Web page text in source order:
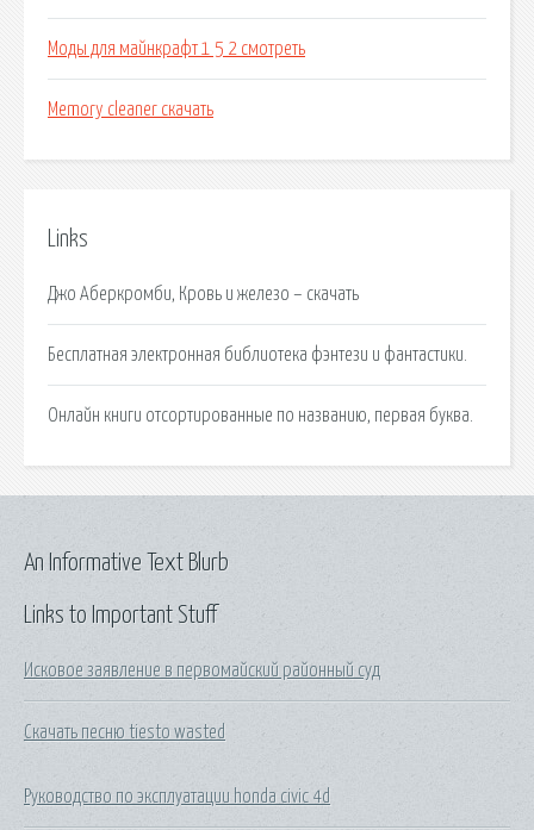
Моды для майнкрафт 1 5 2 смотреть
Memory cleaner скачать
Links
Джо Аберкромби, Кровь и железо – скачать
Бесплатная электронная библиотека фэнтези и фантастики.
Онлайн книги отсортированные по названию, первая буква.
Links to Important Stuff
Исковое заявление в первомайский районный суд
Скачать песню tiesto wasted
Руководство по эксплуатации honda civic 4d
An Informative Text Blurb